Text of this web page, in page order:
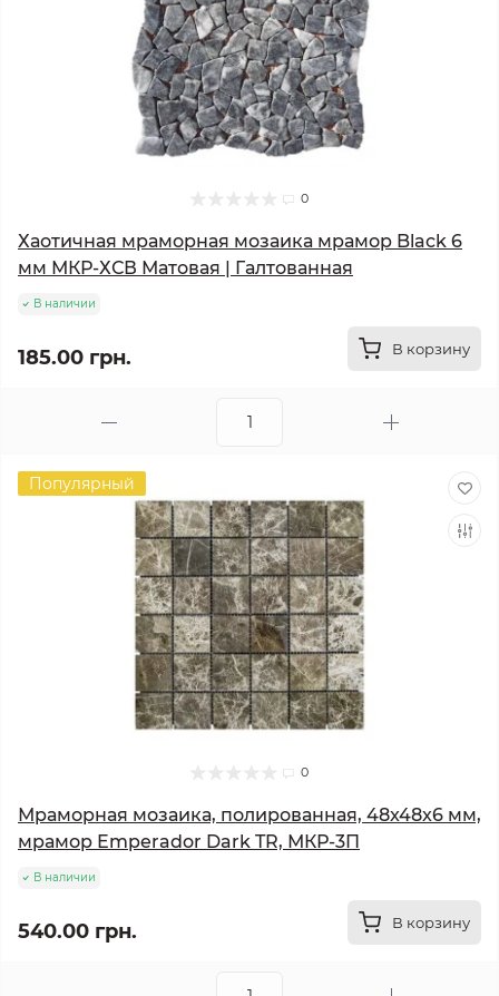
0
Хаотичная мраморная мозаика мрамор Black 6
мм МКР-ХСВ Матовая | Галтованная
В наличии
185.00 грн. В корзину
Популярный
0
Мраморная мозаика, полированная, 48x48x6 мм,
мрамор Emperador Dark TR, МКР-3П
В наличии
540.00 грн. В корзину